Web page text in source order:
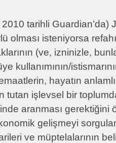
tarihli Guardian’da)
olması isteniyorsa
(ve, izninizle,
kullanımının/
hayatın
tutan işlevsel bir
aranması gerektiğini
gelişmeyi
ve müptelalarının